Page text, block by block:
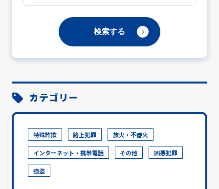
カテゴリー
特殊詐欺 路上犯罪 放火・不審火
インターネット・携帯電話 その他 凶悪犯罪
強盗